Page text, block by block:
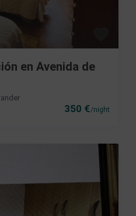
350 €/night
en Avenida de